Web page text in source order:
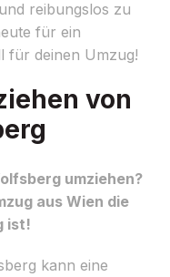
reibungslos zu
für ein
für deinen Umzug!
von
umziehen?
aus Wien die
ist!
kann eine